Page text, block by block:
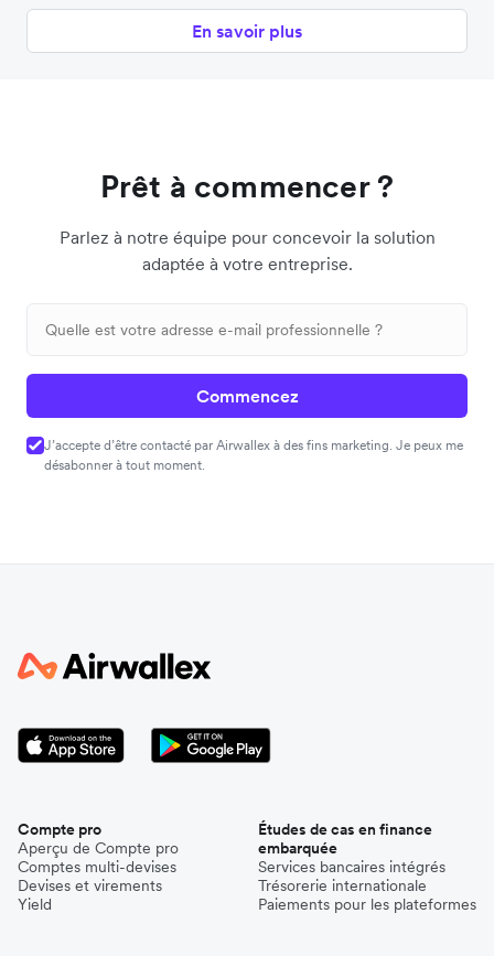
En savoir plus
Prêt à commencer ?
Parlez à notre équipe pour concevoir la solution
adaptée à votre entreprise.
Commencez
J’accepte d’être contacté par Airwallex à des fins marketing. Je peux me
désabonner à tout moment.
Compte pro
Aperçu de Compte pro
Comptes multi-devises
Devises et virements
Yield
Études de cas en finance
embarquée
Services bancaires intégrés
Trésorerie internationale
Paiements pour les plateformes